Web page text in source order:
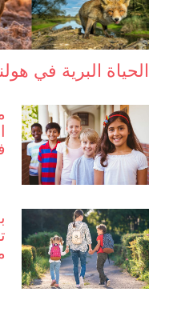
الحياة البرية في